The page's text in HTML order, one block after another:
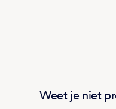
Weet je niet